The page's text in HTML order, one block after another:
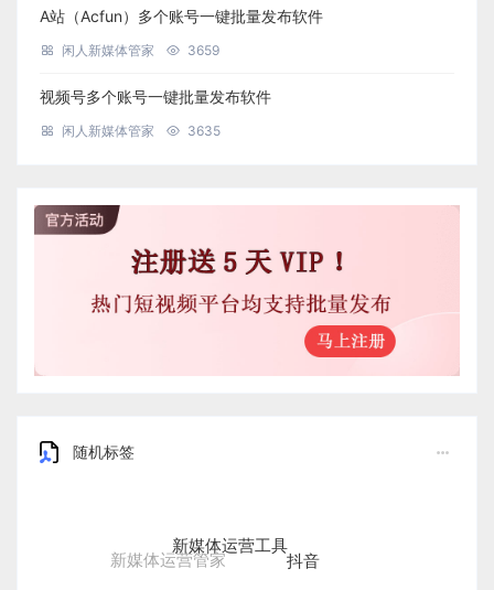
A站（Acfun）多个账号一键批量发布软件
闲人新媒体管家 3659
视频号多个账号一键批量发布软件
闲人新媒体管家 3635
随机标签
新媒体运营管家
新媒体运营工具
抖音